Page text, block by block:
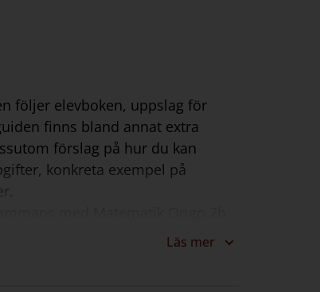
följer elevboken, uppslag för
finns bland annat extra
förslag på hur du kan
konkreta exempel på
Läs mer